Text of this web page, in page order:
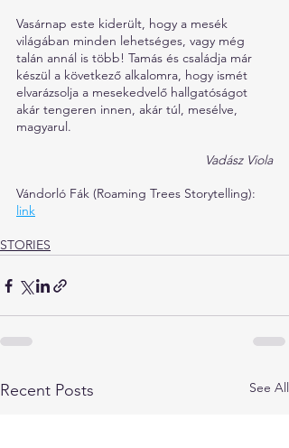
Vasárnap este kiderült, hogy a mesék
világában minden lehetséges, vagy még
talán annál is több! Tamás és családja már
készül a következő alkalomra, hogy ismét
elvarázsolja a mesekedvelő hallgatóságot
akár tengeren innen, akár túl, mesélve,
magyarul.
Vadász Viola
Vándorló Fák (Roaming Trees Storytelling):
link
STORIES
Recent Posts See All